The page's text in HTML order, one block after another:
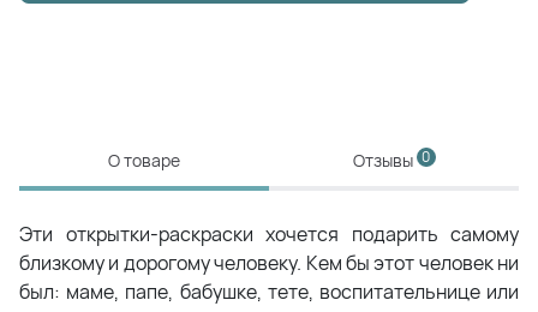
О товаре Отзывы 0
Эти открытки-раскраски хочется подарить самому
близкому и дорогому человеку. Кем бы этот человек ни
был: маме, папе, бабушке, тете, воспитательнице или